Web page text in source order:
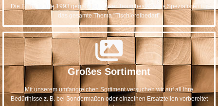
Die Firma wurde 1993 gegründet. Unser Team besteht aus Spezialisten für
das gesamte Thema "Tischlereibedarf"
Großes Sortiment
Mit unserem umfangreichen Sortiment versuchen wir auf all Ihre
Bedürfnisse z. B. bei Sondermaßen oder einzelnen Ersatzteilen vorbereitet